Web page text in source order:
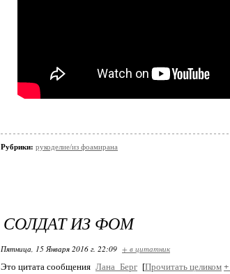
Рубрики: рукоделие/из фоамирана
СОЛДАТ ИЗ ФОМ
Пятница, 15 Января 2016 г. 22:09 + в цитатник
Это цитата сообщения Лана_Берг [Прочитать целиком +